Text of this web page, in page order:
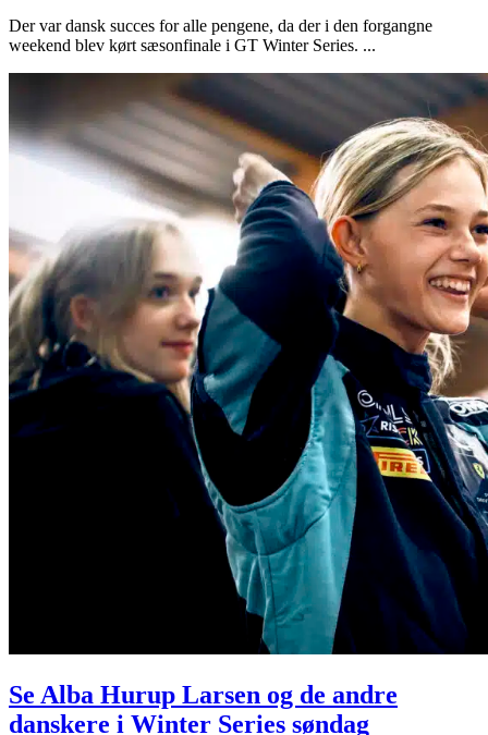
Der var dansk succes for alle pengene, da der i den forgangne
weekend blev kørt sæsonfinale i GT Winter Series. ...
Se Alba Hurup Larsen og de andre
danskere i Winter Series søndag